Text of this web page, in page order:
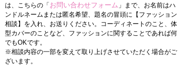
は、こちらの「 お問い合わせフォーム 」まで、お名前はハ
ンドルネームまたは匿名希望、題名の冒頭に【ファッション
相談】を入れ、お送りください。コーディネートのこと、体
型カバーのことなど、ファッションに関することであれば何
でもOKです。
※相談内容の一部を変えて取り上げさせていただく場合がご
ざいます。